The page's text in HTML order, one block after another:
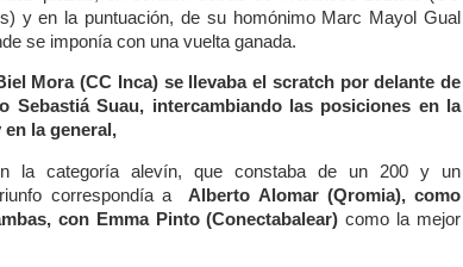
y en la puntuación, de su homónimo Marc Mayol Gual
se imponía con una vuelta ganada.
Mora (CC Inca) se llevaba el scratch por delante de
Sebastiá Suau, intercambiando las posiciones en la
la general,
la categoría alevín, que constaba de un 200 y un
correspondía aAlberto Alomar (Qromia), como
con Emma Pinto (Conectabalear)como la mejor